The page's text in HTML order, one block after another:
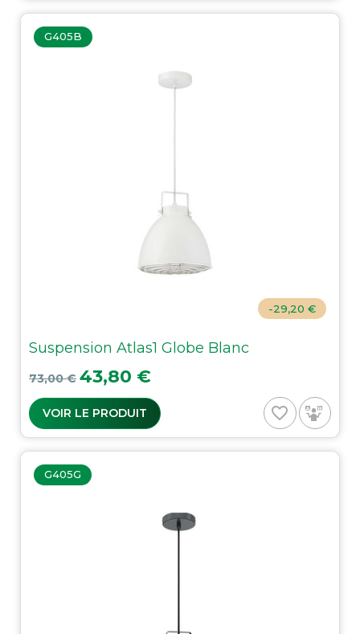
G405B
-29,20 €
Suspension Atlas1 Globe Blanc
Prix de base
73,00 € Prix
43,80 €
VOIR LE PRODUIT favorite_border
G405G